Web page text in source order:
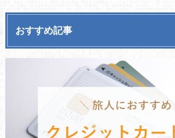
おすすめ記事